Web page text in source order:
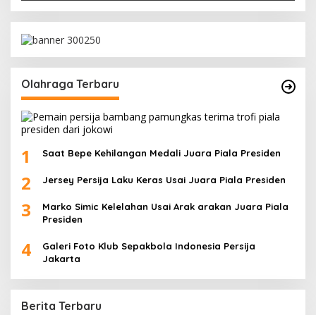
Olahraga Terbaru
1 Saat Bepe Kehilangan Medali Juara Piala Presiden
2 Jersey Persija Laku Keras Usai Juara Piala Presiden
3
Marko Simic Kelelahan Usai Arak arakan Juara Piala
Presiden
4
Galeri Foto Klub Sepakbola Indonesia Persija
Jakarta
Berita Terbaru